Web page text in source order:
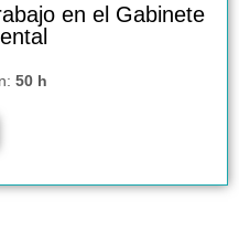
en el Gabinete
50 h